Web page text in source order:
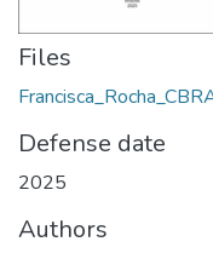
Files
Defense date
2025
Authors